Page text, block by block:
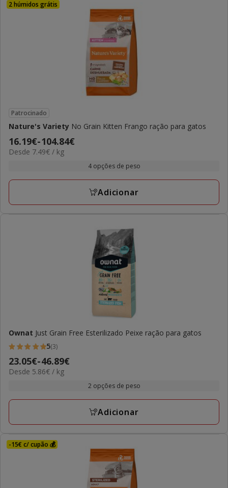
2 húmidos grátis
Patrocinado
Nature's Variety No Grain Kitten Frango ração para gatos
Preço
de
a
16.19€-104.84€
7.49€
Desde 7.49€ / kg
4 opções de peso
Adicionar
Ownat Just Grain Free Esterilizado Peixe ração para gatos
5
estrelas
com
avaliações
5(3)
Preço
de
a
23.05€-46.89€
5.86€
Desde 5.86€ / kg
2 opções de peso
Adicionar
-15€ c/ cupão 💰